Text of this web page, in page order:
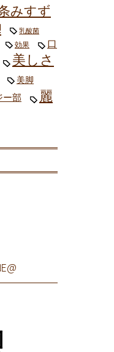
みすず
乳酸菌
効果
口
美しさ
美脚
ー部
麗